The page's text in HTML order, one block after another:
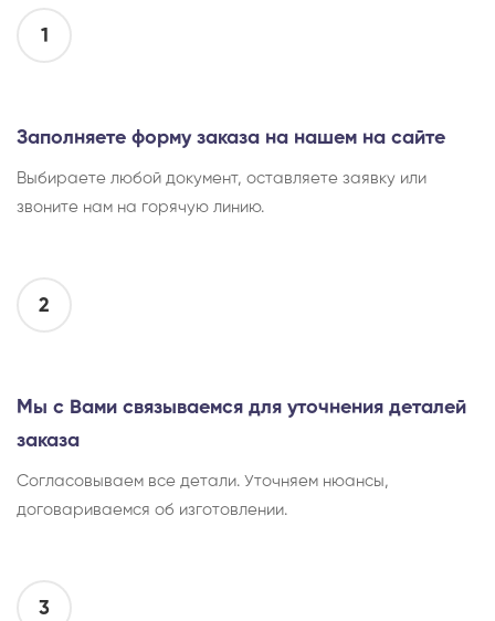
1
Заполняете форму заказа на нашем на сайте
Выбираете любой документ, оставляете заявку или
звоните нам на горячую линию.
2
Мы с Вами связываемся для уточнения деталей
заказа
Согласовываем все детали. Уточняем нюансы,
договариваемся об изготовлении.
3